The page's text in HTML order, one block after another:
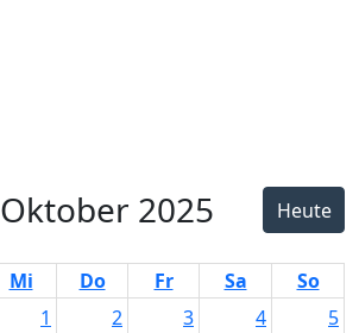
Oktober 2025 Heute
Mi Do Fr Sa
So
1 2 3 4 5